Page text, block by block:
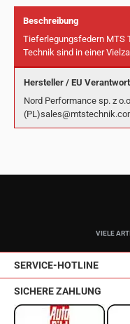
Beschreibung
Tieferlegungsfedern MTS
Technik sind in einer
Hersteller / EU
Nord Performance sp. z
VIELE
SERVICE-HOTLINE
SICHERE ZAHLUNG